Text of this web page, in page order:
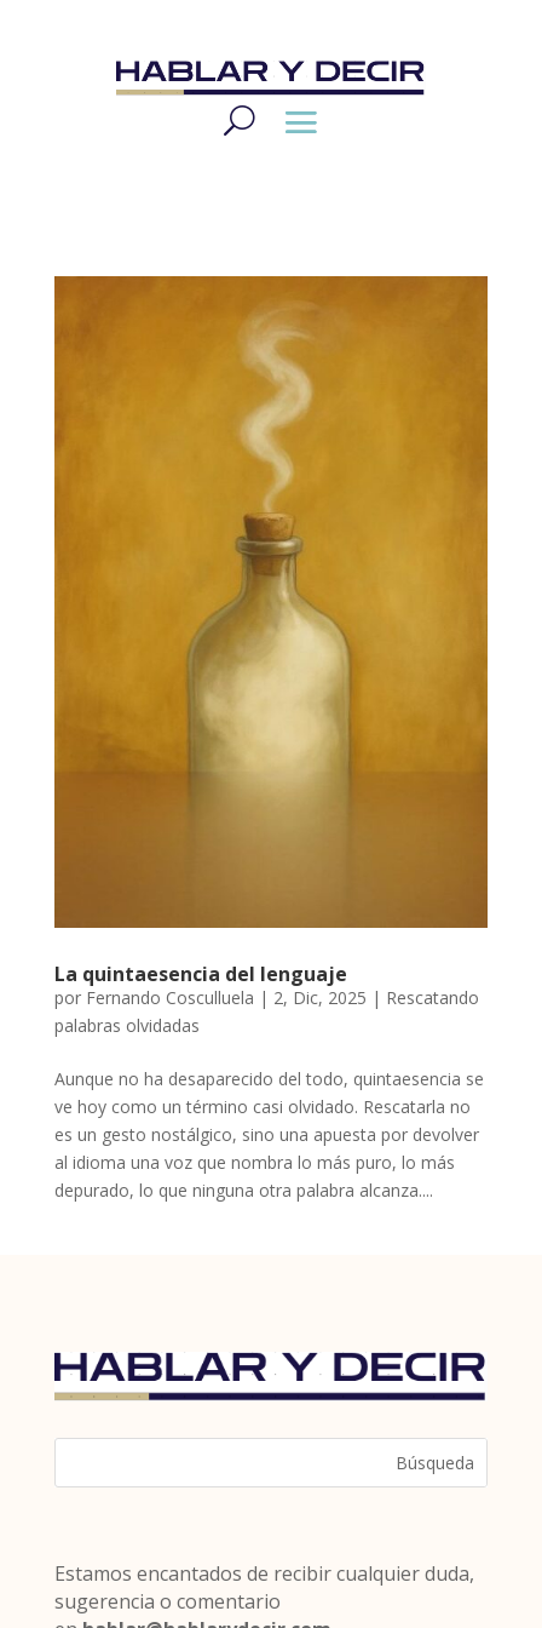
La quintaesencia del lenguaje
por Fernando Cosculluela | 2, Dic, 2025 | Rescatando
palabras olvidadas
Aunque no ha desaparecido del todo, quintaesencia se
ve hoy como un término casi olvidado. Rescatarla no
es un gesto nostálgico, sino una apuesta por devolver
al idioma una voz que nombra lo más puro, lo más
depurado, lo que ninguna otra palabra alcanza....
Estamos encantados de recibir cualquier duda,
sugerencia o comentario